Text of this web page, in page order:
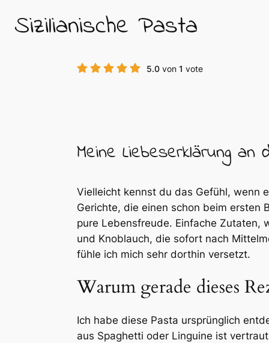
Sizilianische Pasta
5.0 von 1 vote
Meine Liebeserklärung
Vielleicht kennst du das Gefühl, wenn
Gerichte, die einen schon beim ersten
pure Lebensfreude. Einfache Zutaten,
und Knoblauch, die sofort nach
fühle ich mich sehr dorthin versetzt.
Warum gerade dieses
Ich habe diese Pasta ursprünglich
aus Spaghetti oder Linguine ist